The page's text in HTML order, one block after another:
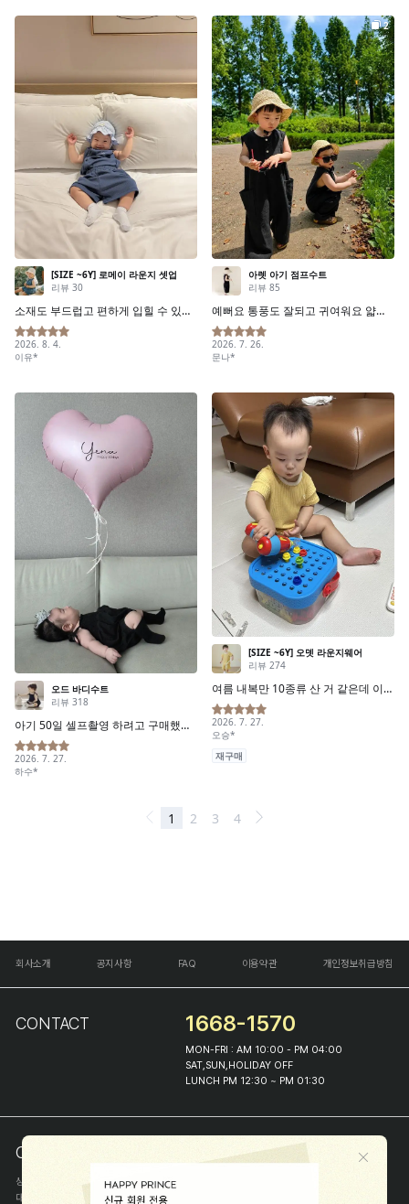
회사소개 공지사항 FAQ 이용약관 개인정보취급방침
CONTACT 1668-1570
MON-FRI : AM 10:00 - PM 04:00
SAT,SUN,HOLIDAY OFF
LUNCH PM 12:30 ~ PM 01:30
COMPANY INFO
상호
(주)해피프린스
대표
이화진